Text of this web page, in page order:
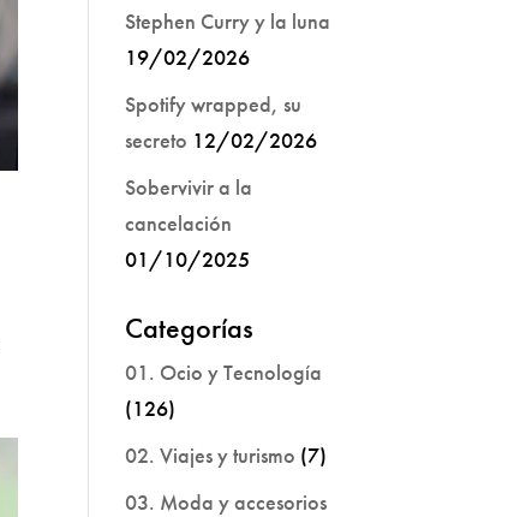
Stephen Curry y la luna
19/02/2026
Spotify wrapped, su
secreto 12/02/2026
Sobervivir a la
cancelación
01/10/2025
Categorías
01. Ocio y Tecnología
(126)
02. Viajes y turismo (7)
03. Moda y accesorios